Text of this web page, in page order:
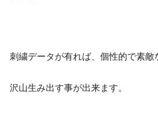
刺繍データが有れば、個性的で素敵
沢山生み出す事が出来ます。